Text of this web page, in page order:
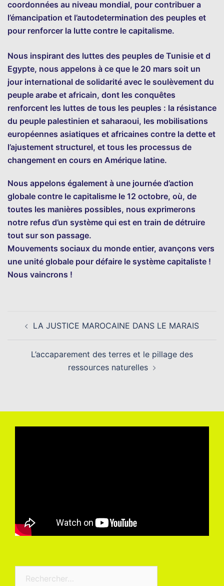
coordonnées au niveau mondial, pour contribuer a
l’émancipation et l’autodetermination des peuples et
pour renforcer la lutte contre le capitalisme.
Nous inspirant des luttes des peuples de Tunisie et d
Egypte, nous appelons à ce que le 20 mars soit un
jour international de solidarité avec le soulèvement du
peuple arabe et africain, dont les conquêtes
renforcent les luttes de tous les peuples : la résistance
du peuple palestinien et saharaoui, les mobilisations
européennes asiatiques et africaines contre la dette et
l’ajustement structurel, et tous les processus de
changement en cours en Amérique latine.
Nous appelons également à une journée d’action
globale contre le capitalisme le 12 octobre, où, de
toutes les manières possibles, nous exprimerons
notre refus d’un système qui est en train de détruire
tout sur son passage.
Mouvements sociaux du monde entier, avançons vers
une unité globale pour défaire le système capitaliste !
Nous vaincrons !
d’articleLA JUSTICE MAROCAINE DANS LE MARAIS
L’accaparement des terres et le pillage des
ressources naturelles